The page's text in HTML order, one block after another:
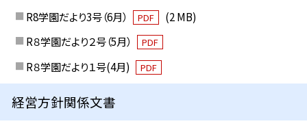
R8学園だより3号（6月）
PDF
(2 MB)
R８学園だより２号（5月）
PDF
R８学園だより１号(4月) PDF
経営方針関係文書